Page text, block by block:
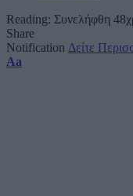
Reading: Συνελήφθη
Share
Notification Δείτε
Font
Aa